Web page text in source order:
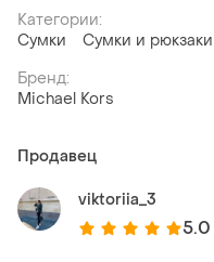
Категории:
Сумки
Сумки и рюкзаки
Бренд:
Michael Kors
Продавец
viktoriia_3
5.0